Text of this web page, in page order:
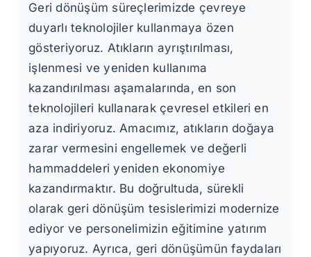
Geri dönüşüm süreçlerimizde çevreye
duyarlı teknolojiler kullanmaya özen
gösteriyoruz. Atıkların ayrıştırılması,
işlenmesi ve yeniden kullanıma
kazandırılması aşamalarında, en son
teknolojileri kullanarak çevresel etkileri en
aza indiriyoruz. Amacımız, atıkların doğaya
zarar vermesini engellemek ve değerli
hammaddeleri yeniden ekonomiye
kazandırmaktır. Bu doğrultuda, sürekli
olarak geri dönüşüm tesislerimizi modernize
ediyor ve personelimizin eğitimine yatırım
yapıyoruz. Ayrıca, geri dönüşümün faydaları